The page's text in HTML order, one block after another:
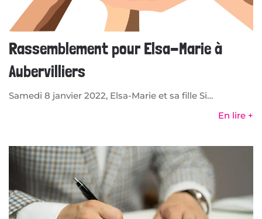
Rassemblement pour Elsa-Marie à
Aubervilliers
Samedi 8 janvier 2022, Elsa-Marie et sa fille Si…
En lire +